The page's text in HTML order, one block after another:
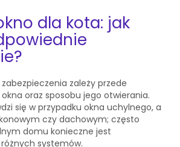
dla kota: jak
zależy przede
oraz sposobu jego otwierania.
się w przypadku okna uchylnego, a
czy dachowym; często
domu konieczne jest
systemów.